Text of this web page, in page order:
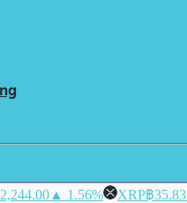
▲ 1.56% XRP฿35.83